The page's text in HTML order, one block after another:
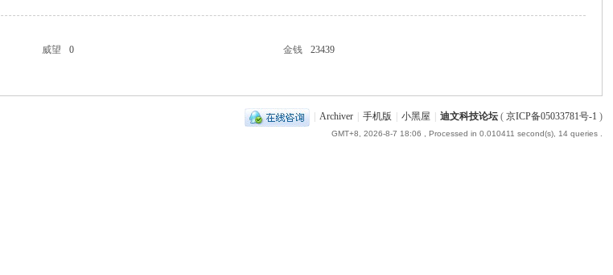
威望 0 金钱
23439
Archiver 手机版 小黑屋 迪文科技论坛( 京ICP备05033781号-1 )
GMT+8, 2026-8-7 18:06 , Processed in 0.010411 second(s), 14 queries .